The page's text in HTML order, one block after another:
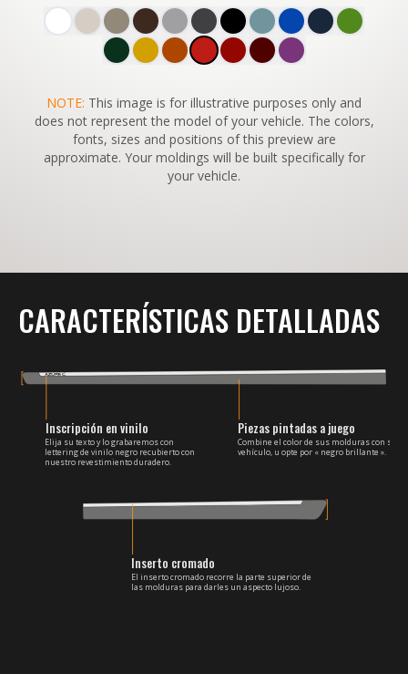
SWITCH TO
45°VIEW
NOTE: This image is for illustrative purposes only and
does not represent the model of your vehicle. The colors,
fonts, sizes and positions of this preview are
approximate. Your moldings will be built specifically for
your vehicle.
CARACTERÍSTICAS DETALLADAS
Inscripción en vinilo
Elija su texto y lo grabaremos con
lettering de vinilo negro recubierto con
nuestro revestimiento duradero.
Piezas pintadas a juego
Combine el color de sus molduras con su
vehículo, u opte por « negro brillante ».
Inserto cromado
El inserto cromado recorre la parte superior de
las molduras para darles un aspecto lujoso.